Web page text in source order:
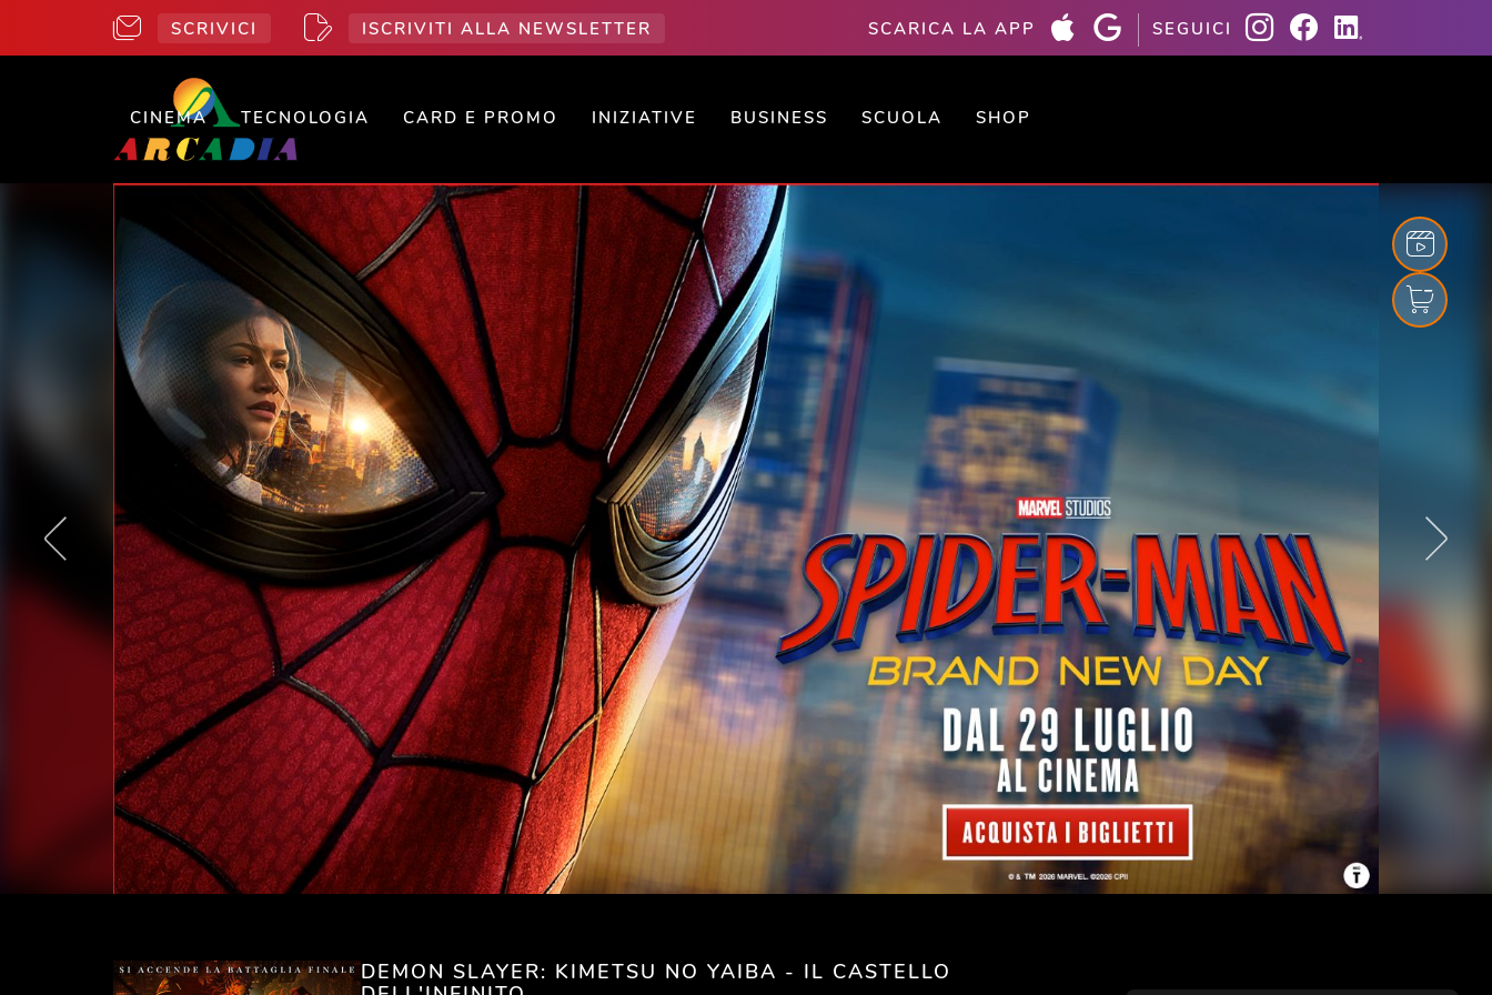
SCRIVICI ISCRIVITI ALLA NEWSLETTER SCARICA LA APP SEGUICI
CINEMA TECNOLOGIA CARD E PROMO INIZIATIVE BUSINESS SCUOLA SHOP
DEMON SLAYER: KIMETSU NO YAIBA - IL CASTELLO